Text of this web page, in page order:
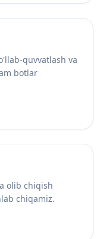
quvvatlash va
botlar
olib chiqish
chiqamiz.